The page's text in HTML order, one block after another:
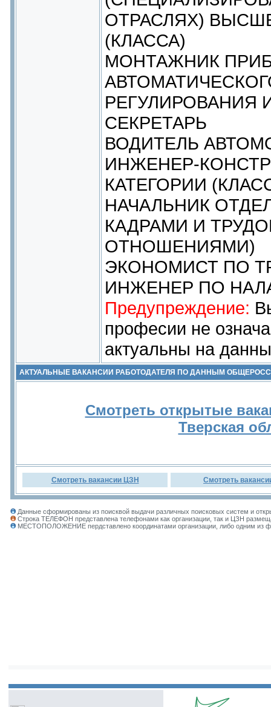
ОТРАСЛЯХ)
(КЛАССА)
МОНТАЖНИК
РЕГУЛИРОВАНИЯ
СЕКРЕТАРЬ
ВОДИТЕЛЬ
ИНЖЕНЕР-
КАТЕГОРИИ
НАЧАЛЬНИК
КАДРАМИ И
ОТНОШЕНИЯМИ)
ЭКОНОМИСТ ПО
ИНЖЕНЕР ПО
Предупреждение:
професии не
актуальны на
АКТУАЛЬНЫЕ ВАКАНСИИ РАБОТОДАТЕЛЯ ПО ДАННЫМ
Смотреть открытые
Тверская
Смотреть вакансии ЦЗН Смотреть
Данные сформированы из поисквой выдачи различных поисковых систем и
Строка ТЕЛЕФОН представлена телефонами как организации, так и ЦЗН
МЕСТОПОЛОЖЕНИЕ пердставлено координатами организации, либо одним из